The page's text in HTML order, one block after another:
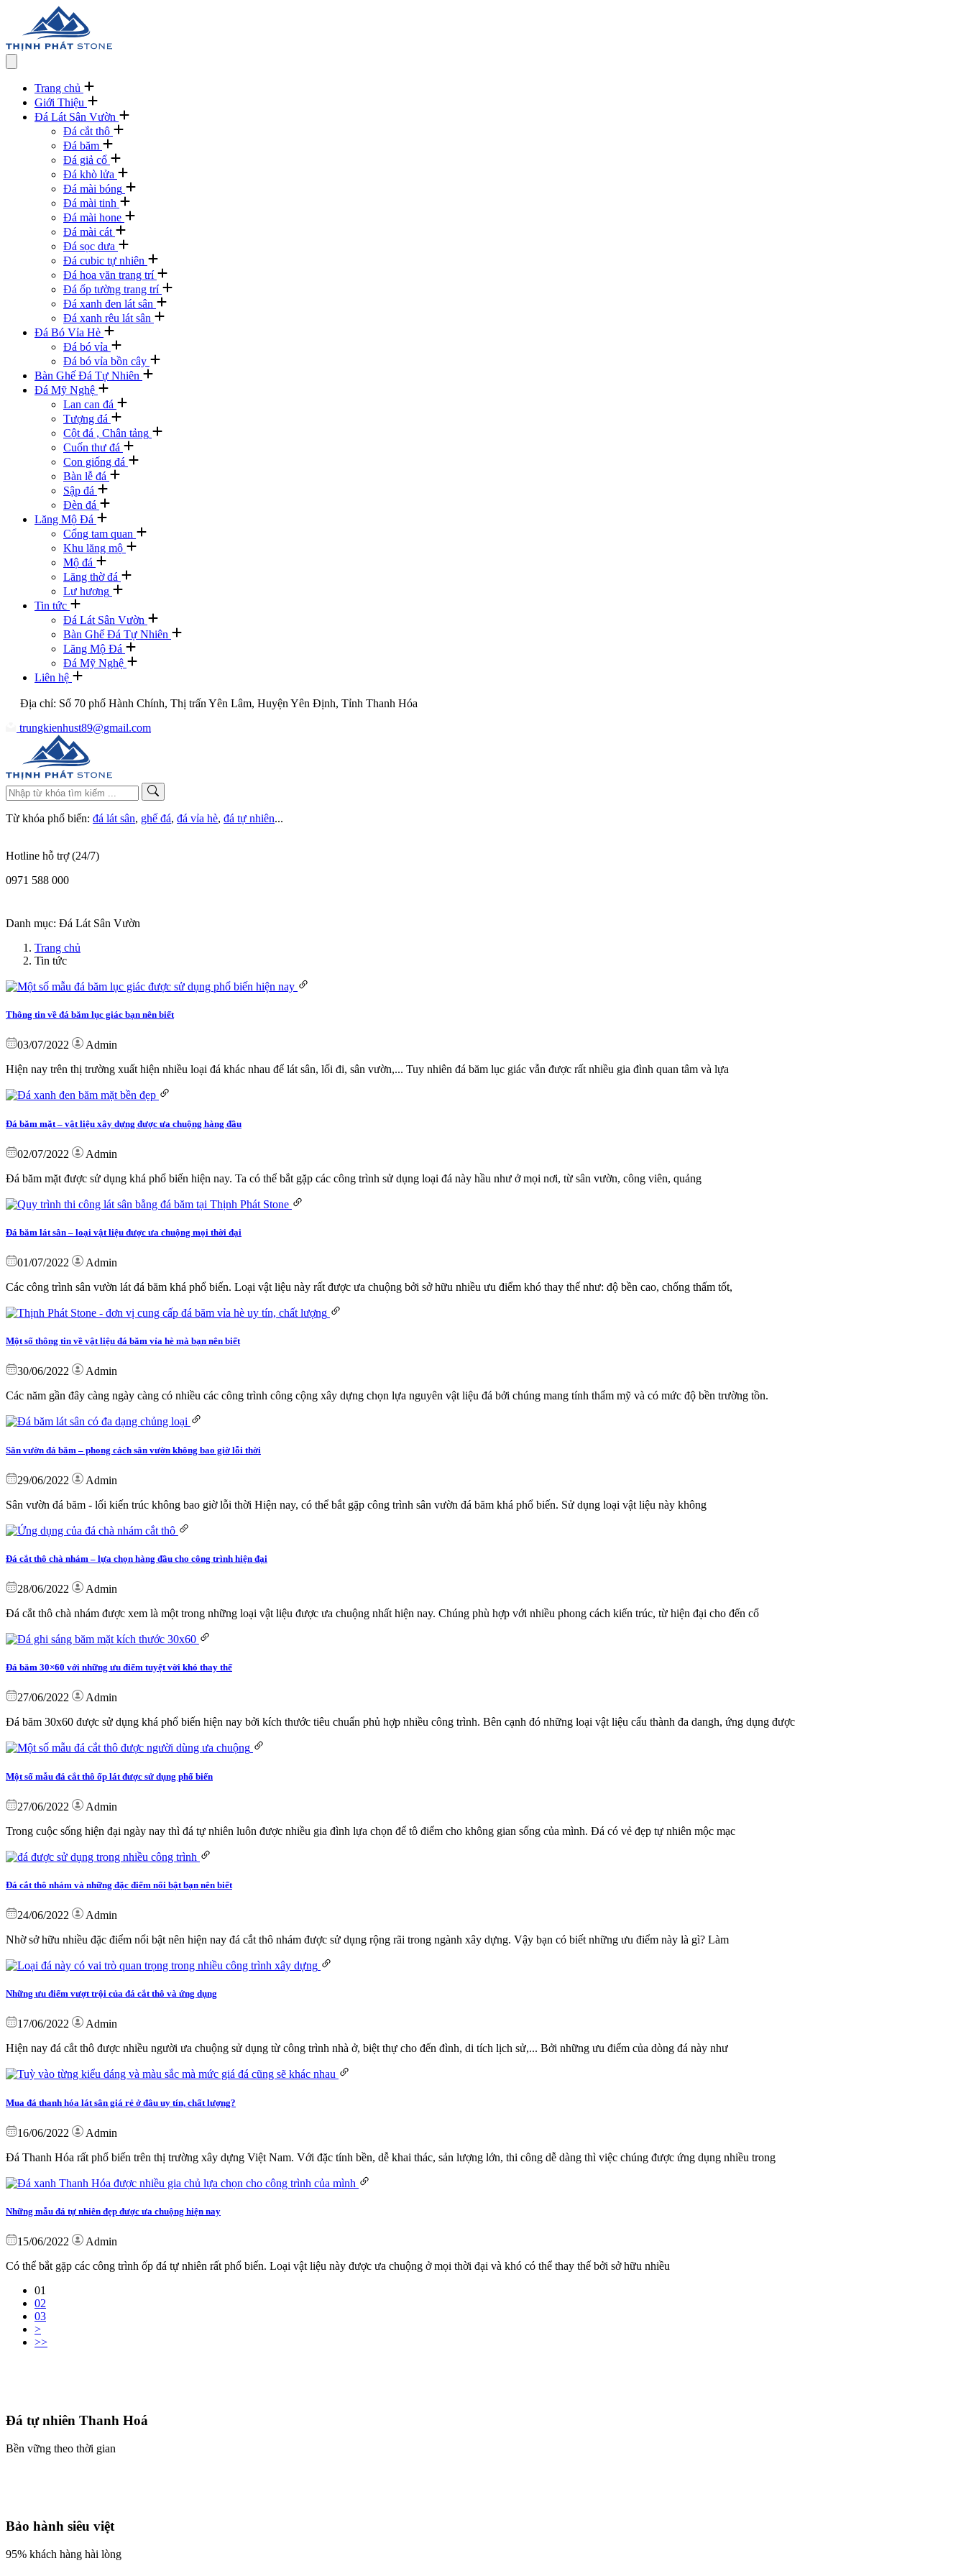
Trang chủ
Giới Thiệu
Đá Lát Sân Vườn
Đá cắt thô
Đá băm
Đá giả cổ
Đá khò lửa
Đá mài bóng
Đá mài tinh
Đá mài hone
Đá mài cát
Đá sọc dưa
Đá cubic tự nhiên
Đá hoa văn trang trí
Đá ốp tường trang trí
Đá xanh đen lát sân
Đá xanh rêu lát sân
Đá Bó Vỉa Hè
Đá bó vỉa
Đá bó vỉa bồn cây
Bàn Ghế Đá Tự Nhiên
Đá Mỹ Nghệ
Lan can đá
Tượng đá
Cột đá , Chân tảng
Cuốn thư đá
Con giống đá
Bàn lễ đá
Sập đá
Đèn đá
Lăng Mộ Đá
Cổng tam quan
Khu lăng mộ
Mộ đá
Lăng thờ đá
Lư hương
Tin tức
Đá Lát Sân Vườn
Bàn Ghế Đá Tự Nhiên
Lăng Mộ Đá
Đá Mỹ Nghệ
Liên hệ
Địa chỉ: Số 70 phố Hành Chính, Thị trấn Yên Lâm, Huyện Yên Định, Tỉnh Thanh Hóa
trungkienhust89@gmail.com
Từ khóa phổ biến: đá lát sân, ghế đá, đá vỉa hè, đá tự nhiên...
Hotline hỗ trợ (24/7)
0971 588 000
Danh mục: Đá Lát Sân Vườn
Trang chủ
Tin tức
Thông tin về đá băm lục giác bạn nên biết
03/07/2022
Admin
Hiện nay trên thị trường xuất hiện nhiều loại đá khác nhau để lát sân, lối đi, sân vườn,... Tuy nhiên đá băm lục giác vẫn được rất nhiều gia đình quan tâm và lựa
Đá băm mặt – vật liệu xây dựng được ưa chuộng hàng đầu
02/07/2022
Admin
Đá băm mặt được sử dụng khá phổ biến hiện nay. Ta có thể bắt gặp các công trình sử dụng loại đá này hầu như ở mọi nơi, từ sân vườn, công viên, quảng
Đá băm lát sân – loại vật liệu được ưa chuộng mọi thời đại
01/07/2022
Admin
Các công trình sân vườn lát đá băm khá phổ biến. Loại vật liệu này rất được ưa chuộng bởi sở hữu nhiều ưu điểm khó thay thế như: độ bền cao, chống thấm tốt,
Một số thông tin về vật liệu đá băm vỉa hè mà bạn nên biết
30/06/2022
Admin
Các năm gần đây càng ngày càng có nhiều các công trình công cộng xây dựng chọn lựa nguyên vật liệu đá bởi chúng mang tính thẩm mỹ và có mức độ bền trường tồn.
Sân vườn đá băm – phong cách sân vườn không bao giờ lỗi thời
29/06/2022
Admin
Sân vườn đá băm - lối kiến trúc không bao giờ lỗi thời Hiện nay, có thể bắt gặp công trình sân vườn đá băm khá phổ biến. Sử dụng loại vật liệu này không
Đá cắt thô chà nhám – lựa chọn hàng đầu cho công trình hiện đại
28/06/2022
Admin
Đá cắt thô chà nhám được xem là một trong những loại vật liệu được ưa chuộng nhất hiện nay. Chúng phù hợp với nhiều phong cách kiến trúc, từ hiện đại cho đến cổ
Đá băm 30×60 với những ưu điểm tuyệt vời khó thay thế
27/06/2022
Admin
Đá băm 30x60 được sử dụng khá phổ biến hiện nay bởi kích thước tiêu chuẩn phủ hợp nhiều công trình. Bên cạnh đó những loại vật liệu cấu thành đa dangh, ứng dụng được
Một số mẫu đá cắt thô ốp lát được sử dụng phổ biến
27/06/2022
Admin
Trong cuộc sống hiện đại ngày nay thì đá tự nhiên luôn được nhiều gia đình lựa chọn để tô điểm cho không gian sống của mình. Đá có vẻ đẹp tự nhiên mộc mạc
Đá cắt thô nhám và những đặc điểm nổi bật bạn nên biết
24/06/2022
Admin
Nhờ sở hữu nhiều đặc điểm nổi bật nên hiện nay đá cắt thô nhám được sử dụng rộng rãi trong ngành xây dựng. Vậy bạn có biết những ưu điểm này là gì? Làm
Những ưu điểm vượt trội của đá cắt thô và ứng dụng
17/06/2022
Admin
Hiện nay đá cắt thô được nhiều người ưa chuộng sử dụng từ công trình nhà ở, biệt thự cho đến đình, di tích lịch sử,... Bởi những ưu điểm của dòng đá này như
Mua đá thanh hóa lát sân giá rẻ ở đâu uy tín, chất lượng?
16/06/2022
Admin
Đá Thanh Hóa rất phổ biến trên thị trường xây dựng Việt Nam. Với đặc tính bền, dễ khai thác, sản lượng lớn, thi công dễ dàng thì việc chúng được ứng dụng nhiều trong
Những mẫu đá tự nhiên đẹp được ưa chuộng hiện nay
15/06/2022
Admin
Có thể bắt gặp các công trình ốp đá tự nhiên rất phổ biến. Loại vật liệu này được ưa chuộng ở mọi thời đại và khó có thể thay thế bởi sở hữu nhiều
01
02
03
>
>>
Đá tự nhiên Thanh Hoá
Bền vững theo thời gian
Bảo hành siêu việt
95% khách hàng hài lòng